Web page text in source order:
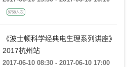
8758人次
《波士顿科学经典电生理系列讲座》
2017杭州站
2017-06-10 08:30 - 2017-06-10 17:00